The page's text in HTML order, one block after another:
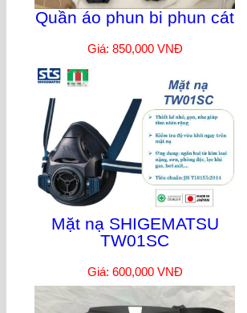
Quần áo phun bi phun cát
Giá: 850,000 VNĐ
Mặt nạ SHIGEMATSU
TW01SC
Giá: 600,000 VNĐ